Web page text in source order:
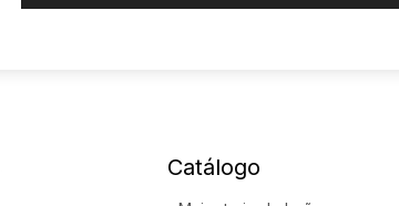
Catálogo